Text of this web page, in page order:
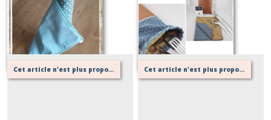
Sur demande Sur demande
Cet article n'est plus proposé, retournez au menu principal ou contactez moi! Cet article n'est plus proposé, retournez au menu principal ou contactez moi!